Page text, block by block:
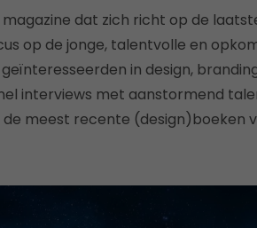
magazine dat zich richt op de
op de jonge, talentvolle en
in design,
interviews met aanstormend
meest recente (design)boeken